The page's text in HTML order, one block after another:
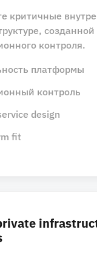
критичные
созданной
контроля.
платформы
контроль
design
fit